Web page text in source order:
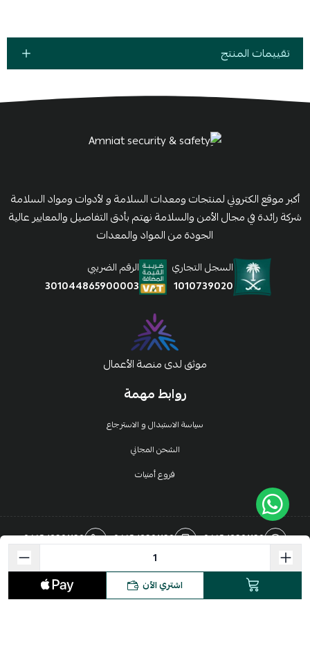
اشتري الآن
تقييمات المنتج
روابط مهمة
سياسة الاستبدال و الاسترجاع
الشحن المجاني
فروع أمنيات
أكبر موقع الكتروني لمنتجات ومعدات السلامة و لأدوات ومواد السلامة
شركة رائدة في مجال الأمن والسلامة نهتم بأدق التفاصيل والمعايير عالية
الجودة من المواد والمعدات
السجل التجاري
1010739020
الرقم الضريبي
301044865900003
موثق لدى منصة الأعمال
+966543291129
+966543291129
966543291129
salla@amniat.com.sa